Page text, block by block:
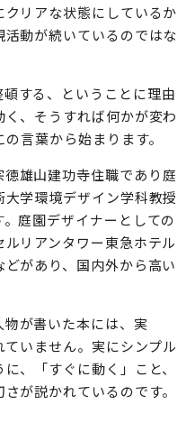
リアな状態にしているか
動が続いているのではな
する、ということに理由
、そうすれば何かが変わ
の言葉から始まります。
雄山建功寺住職であり庭
学環境デザイン学科教授
庭園デザイナーとしての
リアンタワー東急ホテル
があり、国内外から高い
が書いた本には、実
いません。実にシンプル
、「すぐに動く」こと、
が説かれているのです。